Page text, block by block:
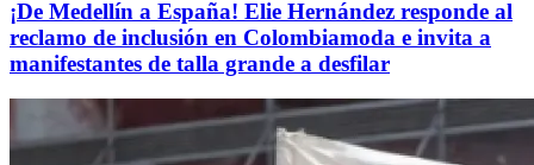
¡De Medellín a España! Elie Hernández responde al
reclamo de inclusión en Colombiamoda e invita a
manifestantes de talla grande a desfilar